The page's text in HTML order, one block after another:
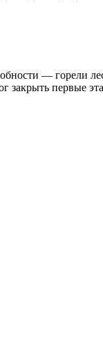
— горели
закрыть первые